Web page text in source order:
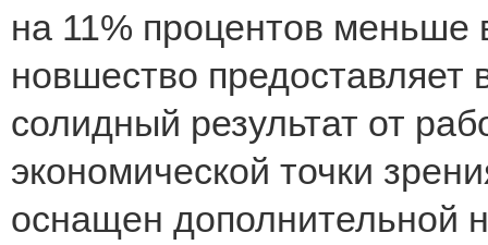
на 11% процентов
новшество предоставляет
солидный результат от
экономической точки
оснащен дополнительной